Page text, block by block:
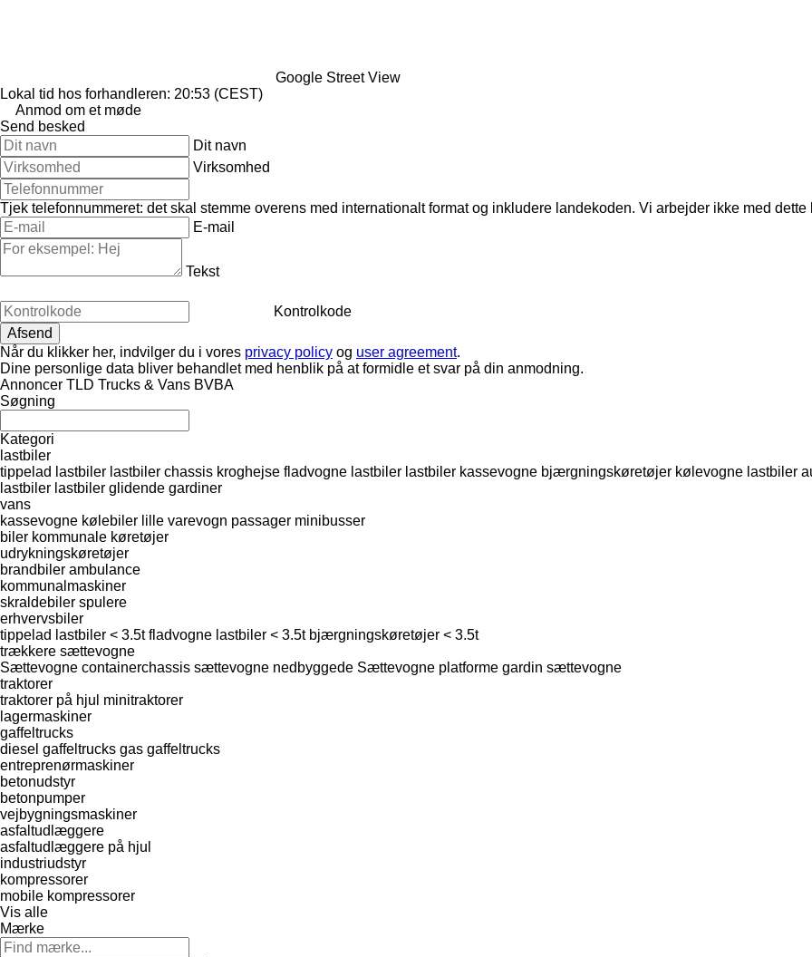
Google Street View
Lokal tid hos forhandleren: 20:53 (CEST)
Anmod om et møde
Send besked
Dit navn
Virksomhed
Tjek telefonnummeret: det skal stemme overens med internationalt format og inkludere landekoden. Vi arbejder ikke med dette
E-mail
Tekst
Kontrolkode
Når du klikker her, indvilger du i vores privacy policy og user agreement.
Dine personlige data bliver behandlet med henblik på at formidle et svar på din anmodning.
Annoncer TLD Trucks & Vans BVBA
Søgning
Kategori
lastbiler
tippelad lastbiler lastbiler chassis kroghejse fladvogne lastbiler lastbiler kassevogne bjærgningskøretøjer kølevogne lastbiler
lastbiler lastbiler glidende gardiner
vans
kassevogne kølebiler lille varevogn passager minibusser
biler kommunale køretøjer
udrykningskøretøjer
brandbiler ambulance
kommunalmaskiner
skraldebiler spulere
erhvervsbiler
tippelad lastbiler < 3.5t fladvogne lastbiler < 3.5t bjærgningskøretøjer < 3.5t
trækkere sættevogne
Sættevogne containerchassis sættevogne nedbyggede Sættevogne platforme gardin sættevogne
traktorer
traktorer på hjul minitraktorer
lagermaskiner
gaffeltrucks
diesel gaffeltrucks gas gaffeltrucks
entreprenørmaskiner
betonudstyr
betonpumper
vejbygningsmaskiner
asfaltudlæggere
asfaltudlæggere på hjul
industriudstyr
kompressorer
mobile kompressorer
Vis alle
Mærke